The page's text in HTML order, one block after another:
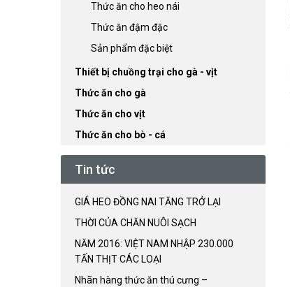
Thức ăn cho heo nái
Thức ăn đậm đặc
Sản phẩm đặc biệt
Thiết bị chuồng trại cho gà - vịt
Thức ăn cho gà
Thức ăn cho vịt
Thức ăn cho bò - cá
Tin tức
GIÁ HEO ĐỒNG NAI TĂNG TRỞ LẠI
THỜI CỦA CHĂN NUÔI SẠCH
NĂM 2016: VIỆT NAM NHẬP 230.000
TẤN THỊT CÁC LOẠI
Nhãn hàng thức ăn thú cưng –